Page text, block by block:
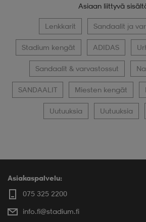
Asiaan liittyvä
Lenkkarit Sandaalit ja
Stadium kengät ADIDAS
Sandaalit & varvastossut
SANDAALIT Miesten kengät
Uutuuksia Uutuuksia
Asiakaspalvelu:
075 325 2200
info.fi@stadium.fi